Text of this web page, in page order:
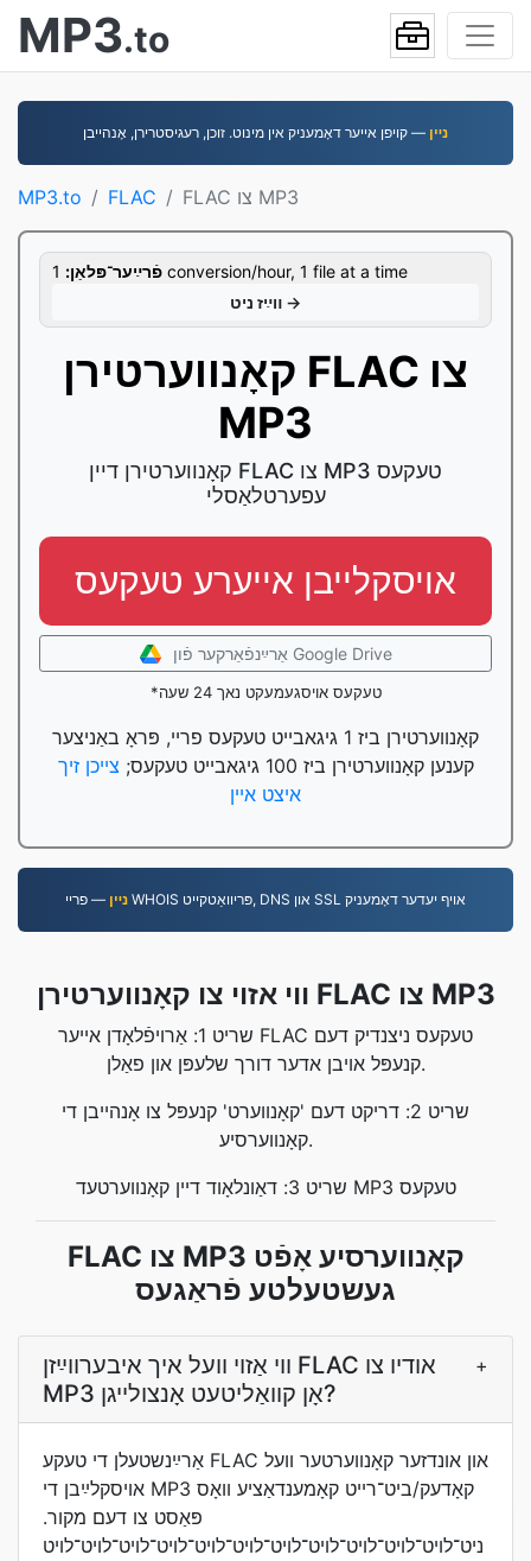
MP3.to
נײן — קויפן אייער דאָמעניק אין מינוט. זוכן, רעגיסטרירן, אָנהײבן
MP3.to FLAC FLAC צו MP3
פֿרײַער־פּלאַן: 1 conversion/hour, 1 file at a time
װײַז ניט →
קאָנווערטירן FLAC צו
MP3
קאָנווערטירן דיין FLAC צו MP3 טעקעס
עפערטלאַסלי
אויסקלייבן אייערע טעקעס
אַרײַנפֿאַרקער פֿון Google Drive
*טעקעס אויסגעמעקט נאך 24 שעה
קאָנווערטירן ביז 1 גיגאבייט טעקעס פריי, פּראָ באַניצער
קענען קאָנווערטירן ביז 100 גיגאבייט טעקעס;
צייכן זיך
איצט איין
נײן — פריי WHOIS פּריוואַטקייט, DNS און SSL אויף יעדער דאָמעניק
ווי אזוי צו קאָנווערטירן FLAC צו MP3
שריט 1: אַרויפֿלאָדן אייער FLAC טעקעס ניצנדיק דעם
קנעפּל אויבן אדער דורך שלעפּן און פאַלן.
שריט 2: דריקט דעם 'קאָנווערט' קנעפּל צו אָנהייבן די
קאָנווערסיע.
שריט 3: דאַונלאָוד דיין קאָנווערטעד MP3 טעקעס
FLAC צו MP3 קאָנווערסיע אָפֿט
געשטעלטע פֿראַגעס
ווי אַזוי װעל איך איבערװײַזן FLAC אודיו צו
MP3 אָן קװאַליטעט אָנצולײגן?
+
אַרײַנשטעלן די טעקע FLAC און אונדזער קאָנווערטער װעל
אויסקלײַבן די MP3 קאָדעק/ביט־רײט קאָמענדאַציע װאָס
פּאַסט צו דעם מקור.
ניט־לױט־לױט־לױט־לױט־לױט־לױט־לױט־לױט־לױט־לױט־לױט